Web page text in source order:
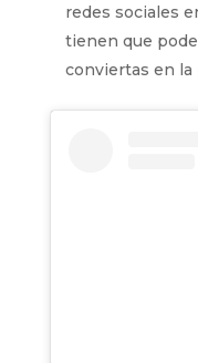
redes sociales
tienen que
conviertas en la